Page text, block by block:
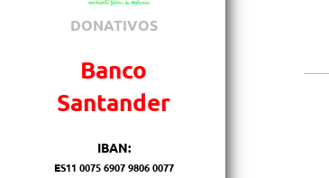
DONATIVOS
Banco
Santander
IBAN:
ES11 0075 6907 9806 0077